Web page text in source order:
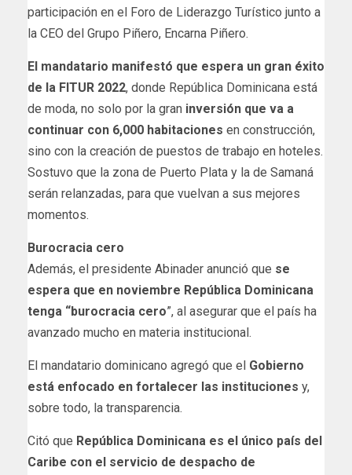
participación en el Foro de Liderazgo Turístico junto a
la CEO del Grupo Piñero, Encarna Piñero.
El mandatario manifestó que espera un gran éxito
de la FITUR 2022, donde República Dominicana está
de moda, no solo por la gran inversión que va a
continuar con 6,000 habitaciones en construcción,
sino con la creación de puestos de trabajo en hoteles.
Sostuvo que la zona de Puerto Plata y la de Samaná
serán relanzadas, para que vuelvan a sus mejores
momentos.
Burocracia cero
Además, el presidente Abinader anunció que se
espera que en noviembre República Dominicana
tenga “burocracia cero”, al asegurar que el país ha
avanzado mucho en materia institucional.
El mandatario dominicano agregó que el Gobierno
está enfocado en fortalecer las instituciones y,
sobre todo, la transparencia.
Citó que República Dominicana es el único país del
Caribe con el servicio de despacho de